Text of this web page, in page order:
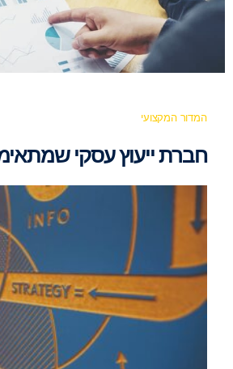
המדור המקצועי
חברת ייעוץ עסקי